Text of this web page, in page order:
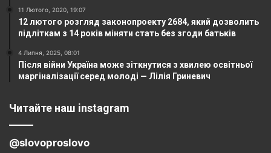
11 Лютого, 2020, 19:07
12 лютого розгляд законопроекту 2684, який дозволить
підліткам з 14 років міняти стать без згоди батьків
4 Липня, 2025, 08:01
Після війни Україна може зіткнутися з хвилею освітньої
маргіналізації серед молоді — Лілія Гриневич
Читайте наш instagram
@slovoproslovo